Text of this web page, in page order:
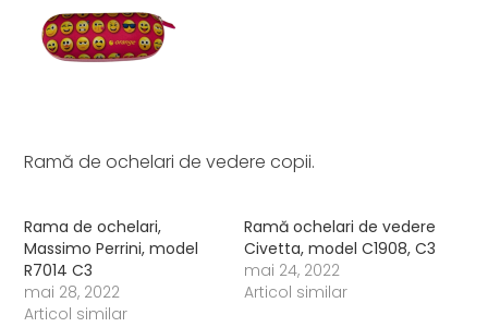
Ramă de ochelari de vedere copii.
Rama de ochelari,
Massimo Perrini, model
R7014 C3
mai 28, 2022
Articol similar
Ramă ochelari de vedere
Civetta, model C1908, C3
mai 24, 2022
Articol similar